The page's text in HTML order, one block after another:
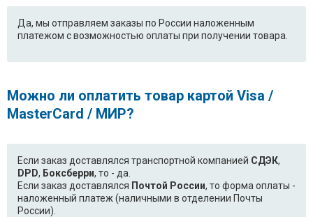
Да, мы отправляем заказы по России наложенным
платежом с возможностью оплаты при получении товара.
Можно ли оплатить товар картой Visa /
MasterCard / МИР?
Если заказ доставлялся транспортной компанией СДЭК,
DPD, Боксберри, то - да.
Если заказ доставлялся Почтой России, то форма оплаты -
наложенный платеж (наличными в отделении Почты
России).